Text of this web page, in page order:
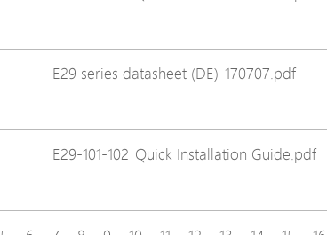
E29 series datasheet (DE)-170707.pdf
E29-101-102_Quick Installation Guide.pdf